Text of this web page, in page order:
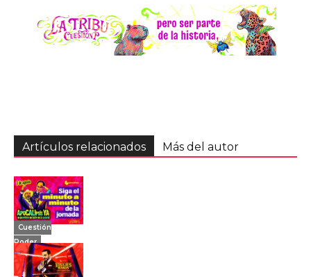
Artículos relacionados Más del autor
Cuestión
Poder